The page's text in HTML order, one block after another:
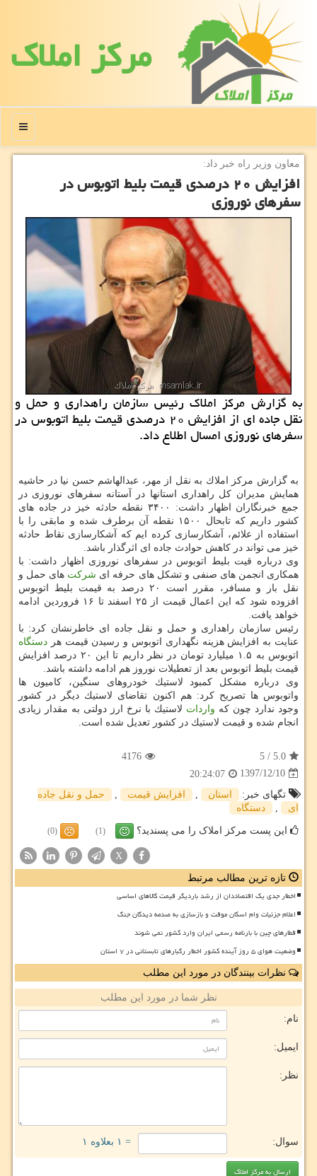
مركز املاك
منو
معاون وزیر راه خبر داد:
افزایش ۲۰ درصدی قیمت بلیط اتوبوس در
سفرهای نوروزی
به گزارش مركز املاك رئیس سازمان راهداری و حمل و
نقل جاده ای از افزایش ۲۰ درصدی قیمت بلیط اتوبوس در
سفرهای نوروزی امسال اطلاع داد.
به گزارش مركز املاك به نقل از مهر، عبدالهاشم حسن نیا در حاشیه
همایش مدیران كل راهداری استانها در آستانه سفرهای نوروزی در
جمع خبرنگاران اظهار داشت: ۳۴۰۰ نقطه حادثه خیز در جاده های
كشور داریم كه تابحال ۱۵۰۰ نقطه آن برطرف شده و مابقی را با
استفاده از علائم، آشكارسازی كرده ایم كه آشكارسازی نقاط حادثه
خیز می تواند در كاهش حوادث جاده ای اثرگذار باشد.
وی درباره قیت بلیط اتوبوس در سفرهای نوروزی اظهار داشت: با
همكاری انجمن های صنفی و تشكل های حرفه ای شركت های حمل و
نقل بار و مسافر، مقرر است ۲۰ درصد به قیمت بلیط اتوبوس
افزوده شود كه این اعمال قیمت از ۲۵ اسفند تا ۱۶ فروردین ادامه
خواهد یافت.
رئیس سازمان راهداری و حمل و نقل جاده ای خاطرنشان كرد: با
عنایت به افزایش هزینه نگهداری اتوبوس و رسیدن قیمت هر دستگاه
اتوبوس به ۱.۵ میلیارد تومان در نظر داریم تا این ۲۰ درصد افزایش
قیمت بلیط اتوبوس بعد از تعطیلات نوروز هم ادامه داشته باشد.
وی درباره مشكل كمبود لاستیك خودروهای سنگین، كامیون ها
واتوبوس ها تصریح كرد: هم اكنون تقاضای لاستیك دیگر در كشور
وجود ندارد چون كه واردات لاستیك با نرخ ارز دولتی به مقدار زیادی
انجام شده و قیمت لاستیك در كشور تعدیل شده است.
5.0
/
5
4176
1397/12/10
20:24:07
تگهای خبر:
استان افزایش قیمت
حمل و نقل جاده
ای
دستگاه
این پست مرکز املاک را می پسندید؟ (1)
(0)
X
تازه ترین مطالب مرتبط
اخطار جدی یک اقتصاددان از رشد باردیگر قیمت کالاهای اساسی
اعلام جزئیات وام اسکان موقت و بازسازی به صدمه دیدگان جنگ
قطارهای چین با بارنامه رسمی ایران وارد کشور نمی شوند
وضعیت هوای ۵ روز آینده کشور اخطار رگبارهای تابستانی در ۷ استان
نظرات بینندگان در مورد این مطلب
نظر شما در مورد این مطلب
نام:
ایمیل:
نظر:
سوال: = ۱ بعلاوه ۱